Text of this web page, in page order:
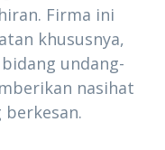
Firma ini
khususnya,
undang-
nasihat